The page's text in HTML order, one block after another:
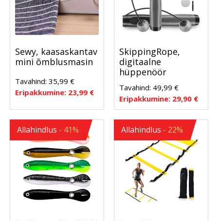
Sewy, kaasaskantav
mini õmblusmasin
Tavahind: 35,99 €
Eripakkumine: 23,99 €
SkippingRope,
digitaalne
hüppenöör
Tavahind: 49,99 €
Eripakkumine: 29,90 €
Allahindlus - 41% Allahindlus - 22%